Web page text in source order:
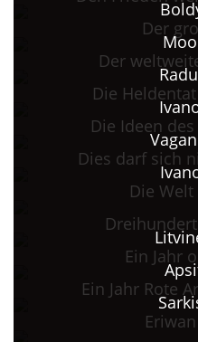
Der
Der
Die
Die Ideen
Dies darf sich
Die
Ein Jahr
Ein Jahr Rote